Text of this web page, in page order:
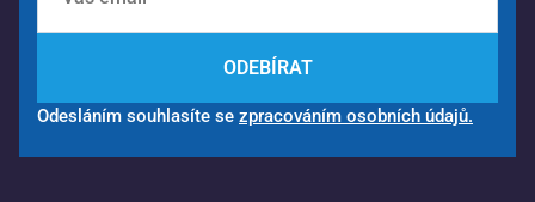
ODEBÍRAT
Odesláním souhlasíte se zpracováním osobních údajů.